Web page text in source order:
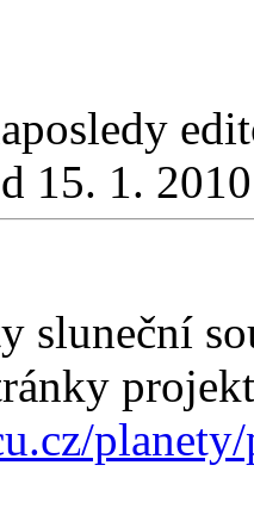
15. 1.
sluneční